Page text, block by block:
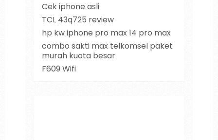
Cek iphone asli
TCL 43q725 review
hp kw iphone pro max 14 pro max
combo sakti max telkomsel paket
murah kuota besar
F609 Wifi